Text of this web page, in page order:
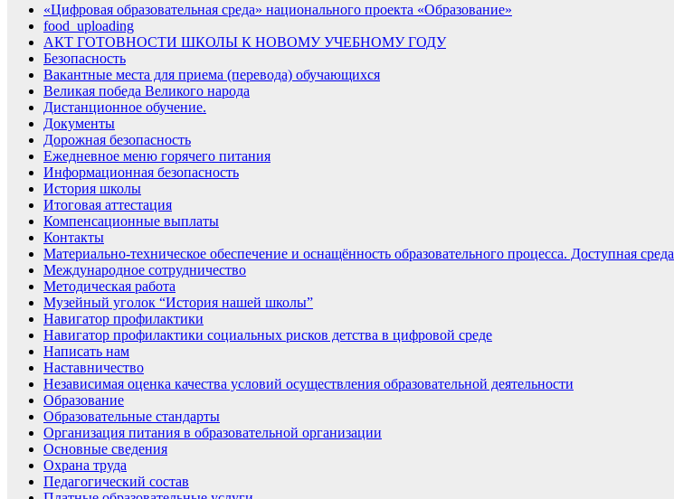
«Цифровая образовательная среда» национального проекта «Образование»
food_uploading
АКТ ГОТОВНОСТИ ШКОЛЫ К НОВОМУ УЧЕБНОМУ ГОДУ
Безопасность
Вакантные места для приема (перевода) обучающихся
Великая победа Великого народа
Дистанционное обучение.
Документы
Дорожная безопасность
Ежедневное меню горячего питания
Информационная безопасность
История школы
Итоговая аттестация
Компенсационные выплаты
Контакты
Материально-техническое обеспечение и оснащённость образовательного процесса. Доступная среда
Международное сотрудничество
Методическая работа
Музейный уголок “История нашей школы”
Навигатор профилактики
Навигатор профилактики социальных рисков детства в цифровой среде
Написать нам
Наставничество
Независимая оценка качества условий осуществления образовательной деятельности
Образование
Образовательные стандарты
Организация питания в образовательной организации
Основные сведения
Охрана труда
Педагогический состав